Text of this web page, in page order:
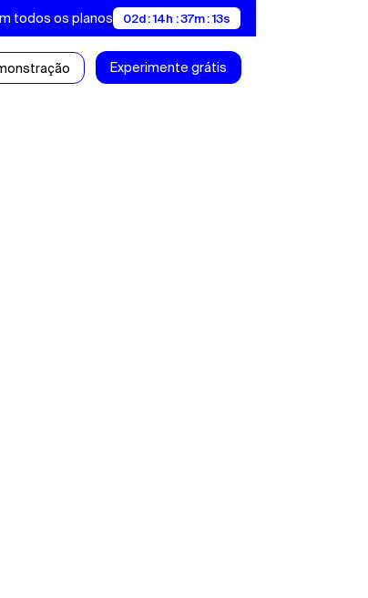
todos os planos 02d : 14h : 37m : 12s
Experimente grátis